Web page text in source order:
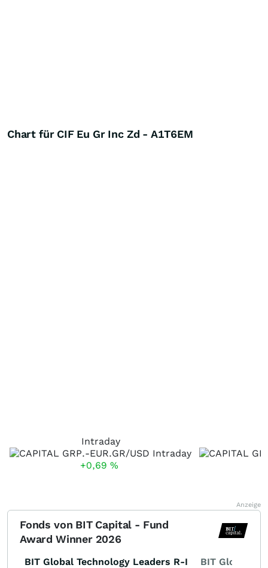
Chart für CIF Eu Gr Inc Zd - A1T6EM
Intraday
+0,69 %
Anzeige
Fonds von BIT Capital - Fund
Award Winner 2026
BIT Global Technology Leaders R-I BIT Global